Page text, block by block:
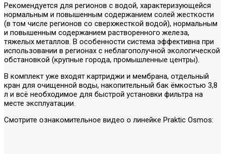
Рекомендуется для регионов с водой, характеризующейся
нормальным и повышенным содержанием солей жесткости
(в том числе регионов со сверхжесткой водой), нормальным
и повышенным содержанием растворенного железа,
тяжелых металлов. В особенности система эффективна при
использовании в регионах с неблагополучной экологической
обстановкой (крупные города, промышленные центры).
В комплект уже входят картриджи и мембрана, отдельный
кран для очищенной воды, накопительный бак ёмкостью 3,8
л и всё необходимое для быстрой установки фильтра на
месте эксплуатации.
Смотрите ознакомительное видео о линейке Praktic Osmos: